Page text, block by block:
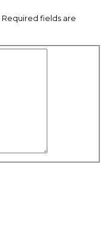
Required fields are